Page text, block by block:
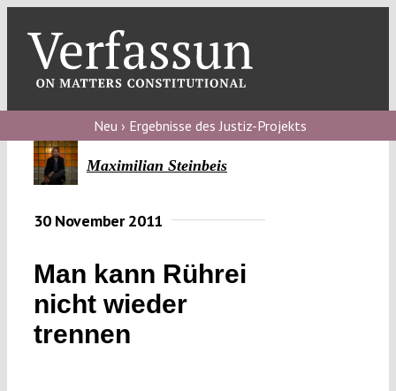
content
blog
Verfassungs
Verfassungs
Verfassungs
editorial
Neu › Ergebnisse des Justiz-Projekts
Maximilian Steinbeis
30 November 2011
Man kann Rührei
nicht wieder
trennen